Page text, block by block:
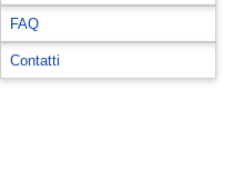
FAQ
Contatti